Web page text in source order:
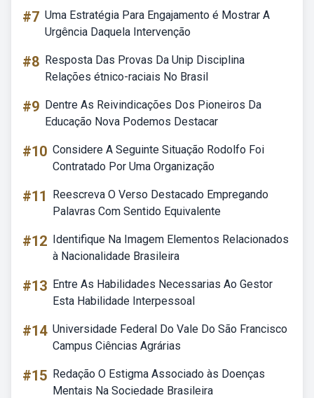
#7 Uma Estratégia Para Engajamento é Mostrar A
Urgência Daquela Intervenção
#8 Resposta Das Provas Da Unip Disciplina
Relações étnico-raciais No Brasil
#9 Dentre As Reivindicações Dos Pioneiros Da
Educação Nova Podemos Destacar
#10 Considere A Seguinte Situação Rodolfo Foi
Contratado Por Uma Organização
#11
Reescreva O Verso Destacado Empregando
Palavras Com Sentido Equivalente
#12 Identifique Na Imagem Elementos Relacionados
à Nacionalidade Brasileira
#13 Entre As Habilidades Necessarias Ao Gestor
Esta Habilidade Interpessoal
#14 Universidade Federal Do Vale Do São Francisco
Campus Ciências Agrárias
#15 Redação O Estigma Associado às Doenças
Mentais Na Sociedade Brasileira